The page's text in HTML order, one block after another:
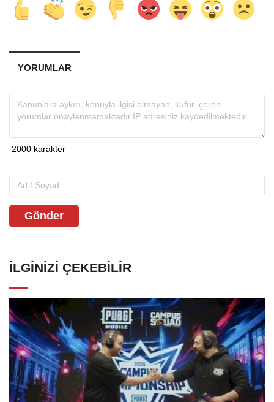
YORUMLAR
Gönder
İLGINIZI ÇEKEBILIR